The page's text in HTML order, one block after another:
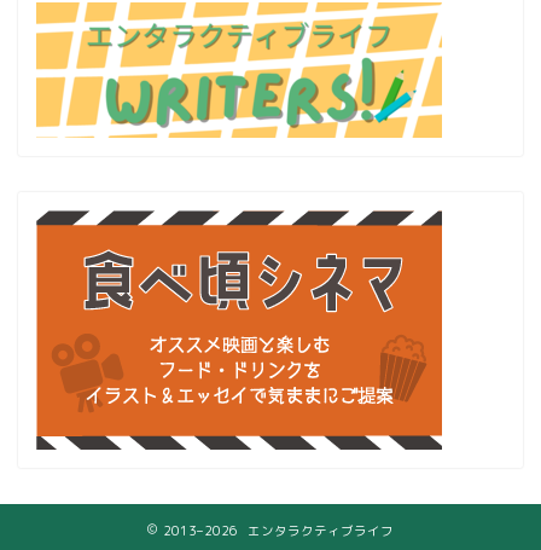
2013–2026 エンタラクティブライフ